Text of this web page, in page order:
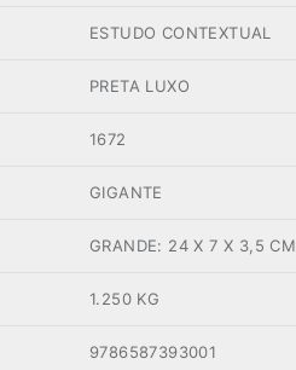
ESTUDO CONTEXTUAL
PRETA LUXO
1672
GIGANTE
GRANDE: 24 X 7 X 3,5 CM
1.250 KG
9786587393001